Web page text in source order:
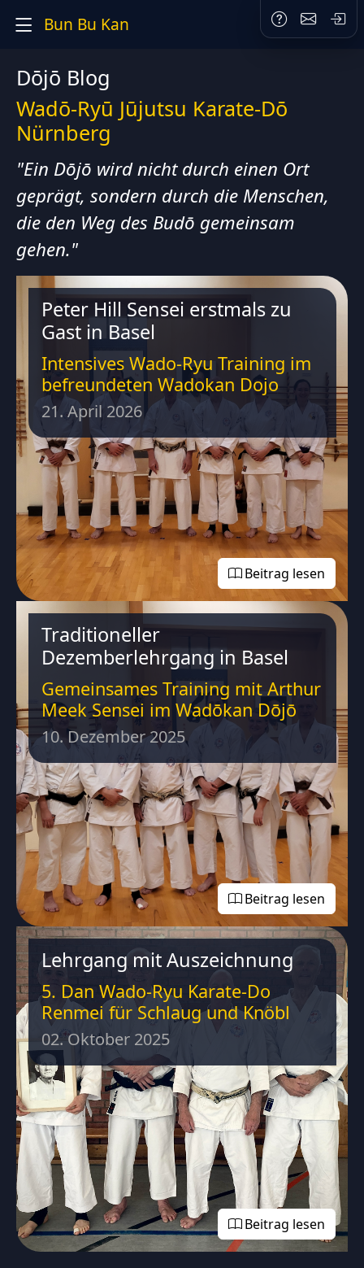
Bun Bu Kan
Dōjō Blog
Wadō-Ryū Jūjutsu Karate-Dō
Nürnberg
"Ein Dōjō wird nicht durch einen Ort
geprägt, sondern durch die Menschen,
die den Weg des Budō gemeinsam
gehen."
Peter Hill Sensei erstmals zu
Gast in Basel
Intensives Wado-Ryu Training im
befreundeten Wadokan Dojo
21. April 2026
Beitrag lesen
Traditioneller
Dezemberlehrgang in Basel
Gemeinsames Training mit Arthur
Meek Sensei im Wadōkan Dōjō
10. Dezember 2025
Beitrag lesen
Lehrgang mit Auszeichnung
5. Dan Wado-Ryu Karate-Do
Renmei für Schlaug und Knöbl
02. Oktober 2025
Beitrag lesen